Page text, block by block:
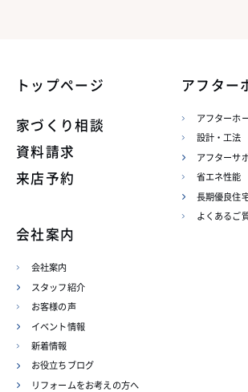
トップページ
家づくり相談
資料請求
来店予約
アフター
アフターホ
設計・工法
アフターサ
省エネ性能
長期優良住
よくあるご
会社案内
会社案内
スタッフ紹介
お客様の声
イベント情報
新着情報
お役立ちブログ
リフォームをお考えの方へ